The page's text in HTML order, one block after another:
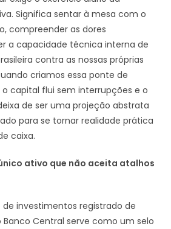
Significa sentar à mesa com o
compreender as dores
a capacidade técnica interna de
contra as nossas próprias
criamos essa ponte de
capital flui sem interrupções e o
de ser uma projeção abstrata
para se tornar realidade prática
caixa.
ativo que não aceita atalhos
de investimentos registrado de
Central serve como um selo